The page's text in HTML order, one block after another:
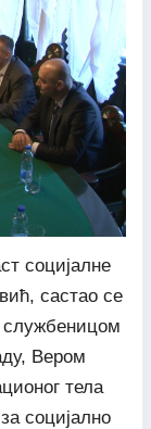
социјалне
састао се
службеницом
Вером
тела
социјално